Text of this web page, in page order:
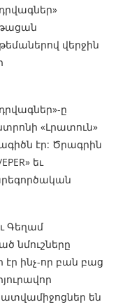
վերջին
ը
«Լրատուն»
էր: Ծրագրին
եւ
Գեղամ
նմուշները
էր ինչ-որ բան բաց
են